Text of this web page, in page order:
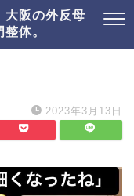
大阪の外反母
体。
2023年3月13日